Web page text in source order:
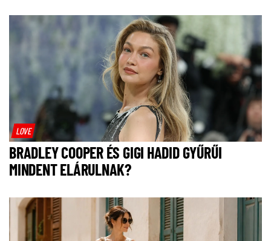
LOVE
BRADLEY COOPER ÉS GIGI HADID GYŰRŰI
MINDENT ELÁRULNAK?